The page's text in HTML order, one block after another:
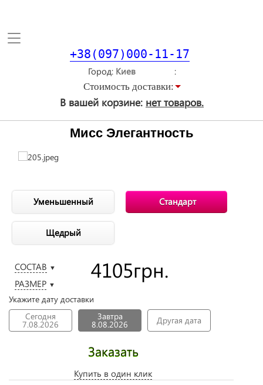
Toggle
+38(097)000-11-17
Город
Стоимость доставки:
В вашей корзине: нет товаров.
Мисс Элегантность
Уменьшенный Стандарт
Щедрый
СОСТАВ ▼
РАЗМЕР ▼
4105грн.
Укажите дату доставки
Сегодня
7.08.2026
Завтра
8.08.2026 Другая дата
Заказать
Купить в один клик